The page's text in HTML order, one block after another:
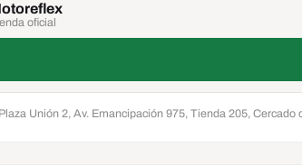
oficial
Unión 2, Av. Emancipación 975, Tienda 205, Cercado